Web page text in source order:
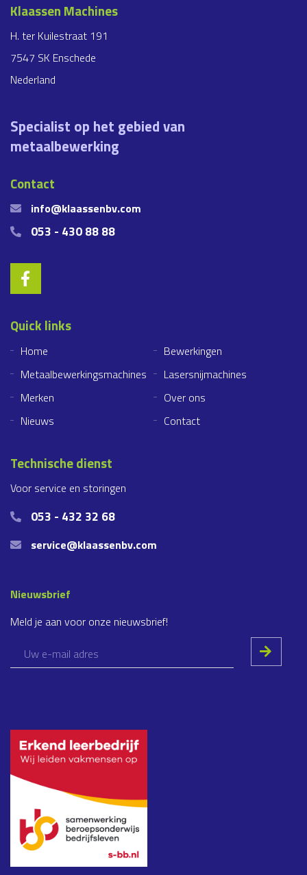
Klaassen Machines
H. ter Kuilestraat 191
7547 SK Enschede
Nederland
Specialist op het gebied van
metaalbewerking
Contact
info@klaassenbv.com
053 - 430 88 88
Quick links
Home
Bewerkingen
Metaalbewerkingsmachines
Lasersnijmachines
Merken
Over ons
Nieuws
Contact
Technische dienst
Voor service en storingen
053 - 432 32 68
service@klaassenbv.com
Nieuwsbrief
Meld je aan voor onze nieuwsbrief!